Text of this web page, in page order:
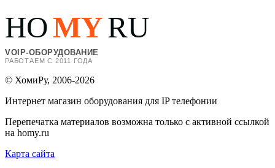
HOMYRU
VOIP-ОБОРУДОВАНИЕ
РАБОТАЕМ С 2011 ГОДА
© ХомиРу, 2006-2026
Интернет магазин оборудования для IP телефонии
Перепечатка материалов возможна только с активной ссылкой
на homy.ru
Карта сайта